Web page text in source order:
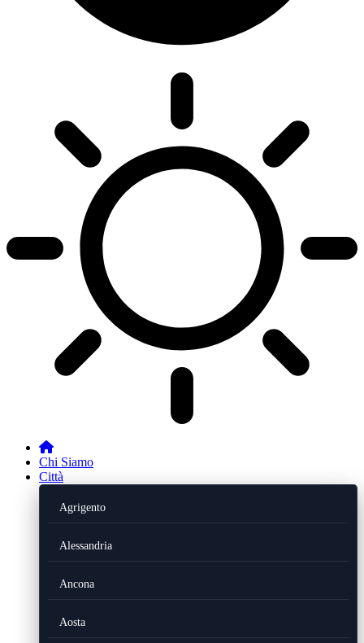
Chi Siamo
Città
Agrigento
Alessandria
Ancona
Aosta